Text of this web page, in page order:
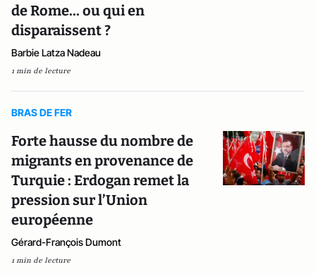
de Rome... ou qui en
disparaissent ?
Barbie Latza Nadeau
1 min de lecture
BRAS DE FER
Forte hausse du nombre de
migrants en provenance de
Turquie : Erdogan remet la
pression sur l’Union
européenne
Gérard-François Dumont
1 min de lecture